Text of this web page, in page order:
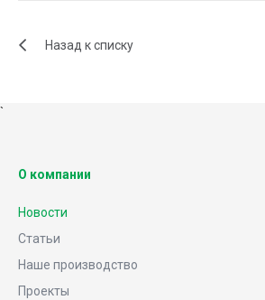
Назад к списку
`
О компании
Новости
Статьи
Наше производство
Проекты